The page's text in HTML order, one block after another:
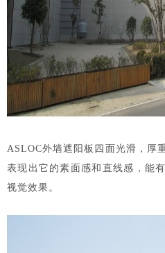
ASLOC外墙遮阳板四面光滑，厚
表现出它的素面感和直线感，能
视觉效果。